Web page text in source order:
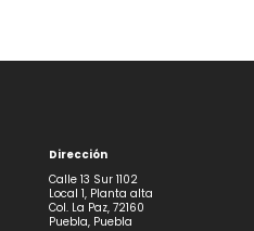
Dirección
Calle 13 Sur 1102
Local 1, Planta alta
Col. La Paz, 72160
Puebla, Puebla